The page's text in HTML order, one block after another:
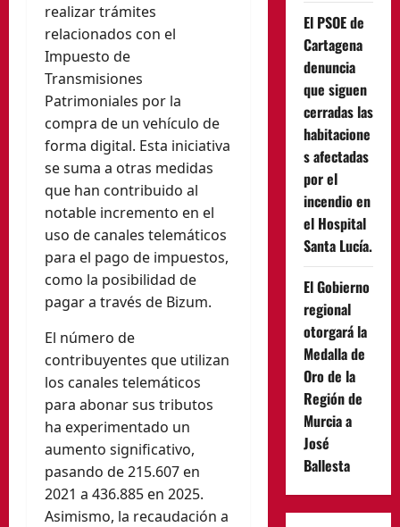
realizar trámites
relacionados con el
Impuesto de
Transmisiones
Patrimoniales por la
compra de un vehículo de
forma digital. Esta iniciativa
se suma a otras medidas
que han contribuido al
notable incremento en el
uso de canales telemáticos
para el pago de impuestos,
como la posibilidad de
pagar a través de Bizum.
El número de
contribuyentes que utilizan
los canales telemáticos
para abonar sus tributos
ha experimentado un
aumento significativo,
pasando de 215.607 en
2021 a 436.885 en 2025.
Asimismo, la recaudación a
El PSOE de
Cartagena
denuncia
que siguen
cerradas las
habitacione
s afectadas
por el
incendio en
el Hospital
Santa Lucía.
El Gobierno
regional
otorgará la
Medalla de
Oro de la
Región de
Murcia a
José
Ballesta